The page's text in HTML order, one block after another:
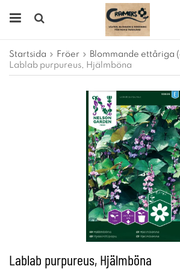
Startsida Fröer
Blommande ettåriga
Lablab purpureus, Hjälmböna
Lablab purpureus, Hjälmböna